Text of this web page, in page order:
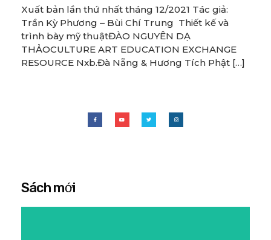
Xuất bản lần thứ nhất tháng 12/2021 Tác giả:
Trần Kỳ Phương – Bùi Chí Trung Thiết kế và
trình bày mỹ thuậtĐÀO NGUYÊN DẠ
THẢOCULTURE ART EDUCATION EXCHANGE
RESOURCE Nxb.Đà Nẵng & Hương Tích Phật […]
Sách mới